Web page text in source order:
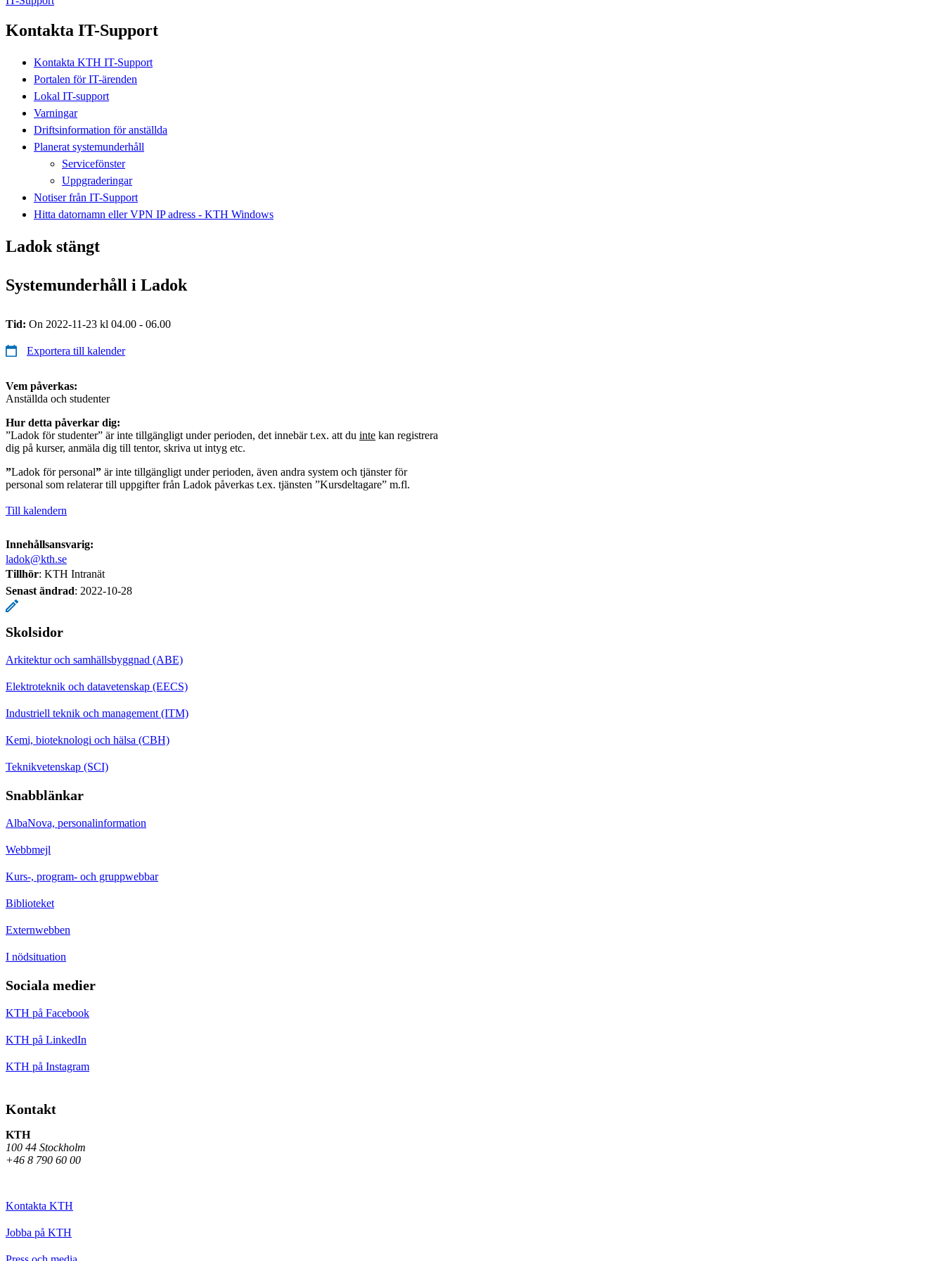
Kontakta IT-Support
Kontakta KTH IT-Support
Portalen för IT-ärenden
Lokal IT-support
Varningar
Driftsinformation för anställda
Planerat systemunderhåll
Servicefönster
Uppgraderingar
Notiser från IT-Support
Hitta datornamn eller VPN IP adress - KTH Windows
Ladok stängt
Systemunderhåll i Ladok
Tid: On 2022-11-23 kl 04.00 - 06.00
Exportera till kalender
Vem påverkas:
Anställda och studenter
Hur detta påverkar dig:
”Ladok för studenter” är inte tillgängligt under perioden, det innebär t.ex. att du inte kan registrera
dig på kurser, anmäla dig till tentor, skriva ut intyg etc.
”Ladok för personal” är inte tillgängligt under perioden, även andra system och tjänster för
personal som relaterar till uppgifter från Ladok påverkas t.ex. tjänsten ”Kursdeltagare” m.fl.
Till kalendern
Innehållsansvarig:
ladok@kth.se
Tillhör: KTH Intranät
Senast ändrad: 2022-10-28
Skolsidor
Arkitektur och samhällsbyggnad (ABE)
Elektroteknik och datavetenskap (EECS)
Industriell teknik och management (ITM)
Kemi, bioteknologi och hälsa (CBH)
Teknikvetenskap (SCI)
Snabblänkar
AlbaNova, personalinformation
Webbmejl
Kurs-, program- och gruppwebbar
Biblioteket
Externwebben
I nödsituation
Sociala medier
KTH på Facebook
KTH på LinkedIn
KTH på Instagram
Kontakt
KTH
100 44 Stockholm
+46 8 790 60 00
Kontakta KTH
Jobba på KTH